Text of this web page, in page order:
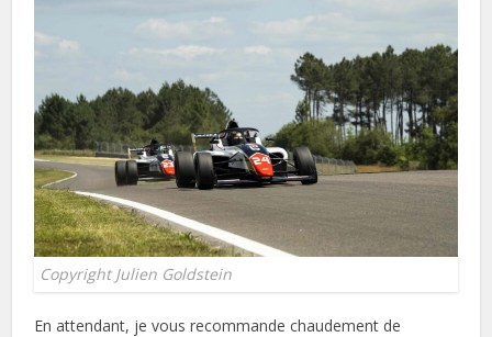
Copyright Julien Goldstein
En attendant, je vous recommande chaudement de